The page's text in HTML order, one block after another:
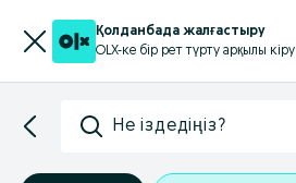
Қолданбада жалғастыру
OLX-ке бір рет түрту арқылы кіру
Не іздедіңіз?